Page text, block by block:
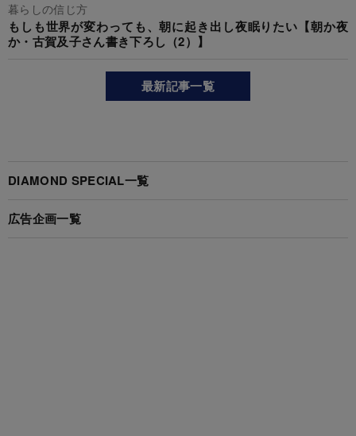
暮らしの信じ方
もしも世界が変わっても、朝に起き出し夜眠りたい【朝か夜
か・古賀及子さん書き下ろし（2）】
最新記事一覧
DIAMOND SPECIAL一覧
広告企画一覧